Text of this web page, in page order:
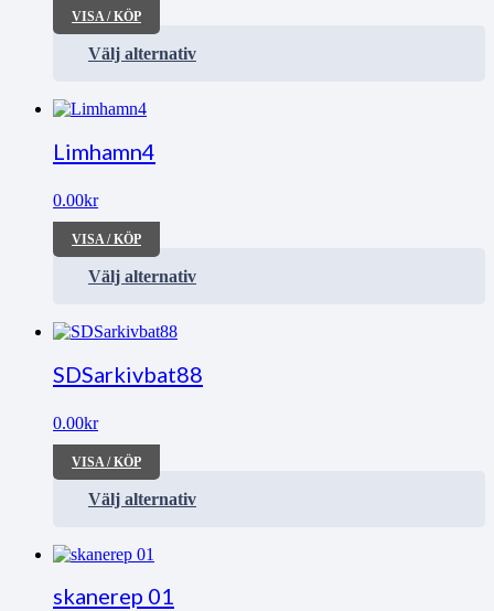
VISA / KÖP
Välj alternativ
Limhamn4
0.00kr
VISA / KÖP
Välj alternativ
SDSarkivbat88
0.00kr
VISA / KÖP
Välj alternativ
skanerep 01